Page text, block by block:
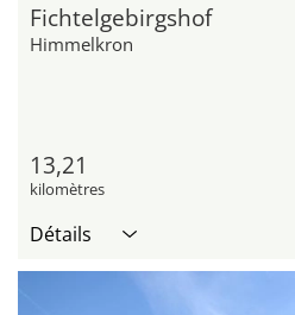
Fichtelgebirgshof
Himmelkron
13,21
kilomètres
Détails